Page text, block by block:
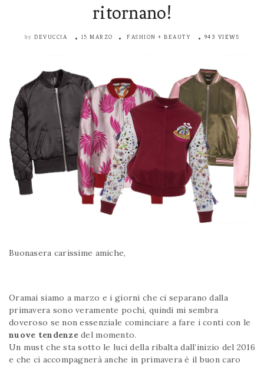
ritornano!
by DEVUCCIA 15 MARZO FASHION + BEAUTY 943 VIEWS
Buonasera carissime amiche,
Oramai siamo a marzo e i giorni che ci separano dalla
primavera sono veramente pochi, quindi mi sembra
doveroso se non essenziale cominciare a fare i conti con le
nuove tendenzedel momento.
Un must che sta sotto le luci della ribalta dall’inizio del 2016
e che ci accompagnerà anche in primavera è il buon caro